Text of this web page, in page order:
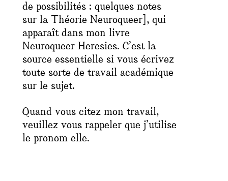
de possibilités : quelques notes
sur la Théorie Neuroqueer], qui
apparaît dans mon livre
Neuroqueer Heresies. C’est la
source essentielle si vous écrivez
toute sorte de travail académique
sur le sujet.
Quand vous citez mon travail,
veuillez vous rappeler que j’utilise
le pronom elle.